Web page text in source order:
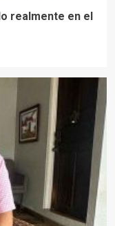
realmente en el